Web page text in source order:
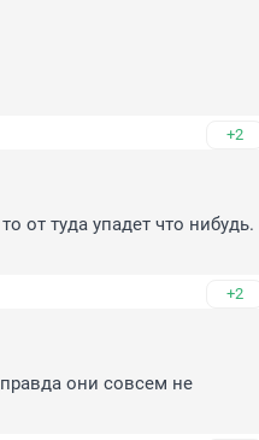
+2
от туда упадет что нибудь.
+2
они совсем не